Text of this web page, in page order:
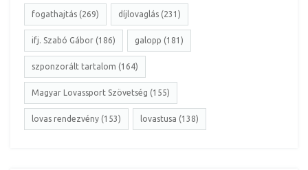
fogathajtás (269) díjlovaglás (231)
ifj. Szabó Gábor (186) galopp (181)
szponzorált tartalom (164)
Magyar Lovassport Szövetség (155)
lovas rendezvény (153) lovastusa (138)